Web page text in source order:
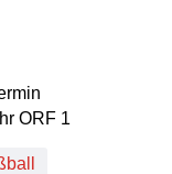
in ORF 1
ORF 1